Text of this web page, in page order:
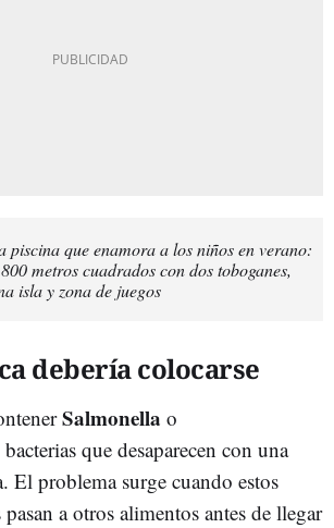
piscina que enamora a los niños en verano:
metros cuadrados con dos toboganes,
isla y zona de juegos
debería colocarse
Salmonella o
que desaparecen con una
El problema surge cuando estos
a otros alimentos antes de llegar